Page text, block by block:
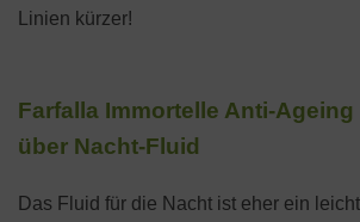
Linien kürzer!
Farfalla Immortelle Anti-
über Nacht-Fluid
Das Fluid für die Nacht ist eher ein